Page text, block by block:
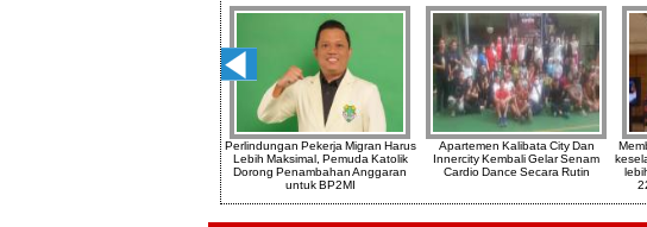
DPRD DKI Jakarta H.Purwanto Buka
Perlindungan Pekerja Migran Harus
Lebih Maksimal, Pemuda Katolik
Dorong Penambahan Anggaran
untuk BP2MI
Apartemen Kalibata City Dan
Innercity Kembali Gelar Senam
Cardio Dance Secara Rutin